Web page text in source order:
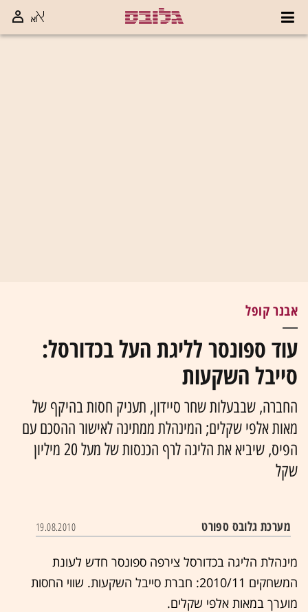
אבנר קופל
עוד ספונסר לליגת העל בכדורסל:
סייבל השקעות
החברה, שבבעלות שחר סיידון, תעניק חסות בהיקף של
מאות אלפי שקלים; המינהלת ממתינה לאישור ההסכם עם
הפיס, שיביא את הליגה לרף הכנסות של מעל 20 מיליון
שקל
מערכת גלובס ספורט 19.08.2010
מינהלת הליגה בכדורסל צירפה ספונסר חדש לעונת
המשחקים 2010/11: חברת סייבל השקעות. שווי החסות
מוערך במאות אלפי שקלים.